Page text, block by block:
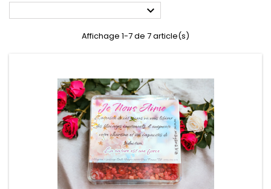

Affichage 1-7 de 7 article(s)